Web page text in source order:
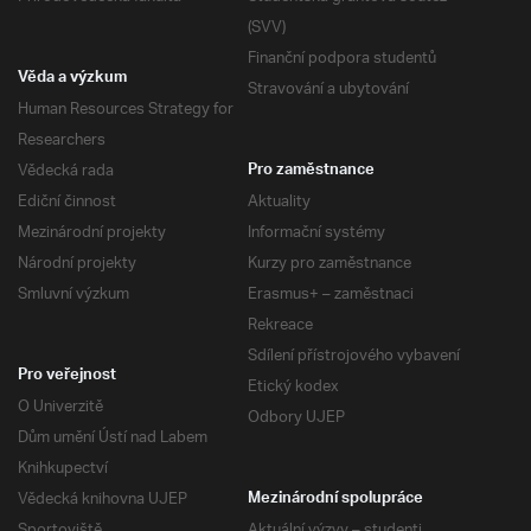
(SVV)
Finanční podpora studentů
Stravování a ubytování
Věda a výzkum
Human Resources Strategy for
Researchers
Vědecká rada
Ediční činnost
Mezinárodní projekty
Národní projekty
Smluvní výzkum
Pro zaměstnance
Aktuality
Informační systémy
Kurzy pro zaměstnance
Erasmus+ – zaměstnaci
Rekreace
Sdílení přístrojového vybavení
Etický kodex
Odbory UJEP
Pro veřejnost
O Univerzitě
Dům umění Ústí nad Labem
Knihkupectví
Vědecká knihovna UJEP
Mezinárodní spolupráce